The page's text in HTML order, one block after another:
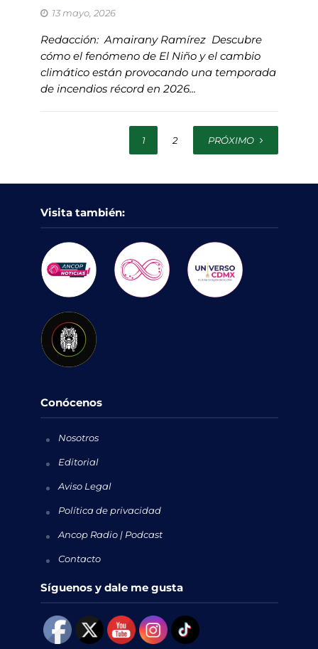
13 mayo, 2026
Redacción: Amairany Ramírez Descubre
cómo el fenómeno de El Niño y el cambio
climático están provocando una temporada
de incendios récord en 2026...
1 2 PRÓXIMO
Visita también:
Conócenos
Nosotros
Editorial
Aviso Legal
Política de privacidad
Ancop Radio | Podcast
Contacto
Síguenos y dale me gusta